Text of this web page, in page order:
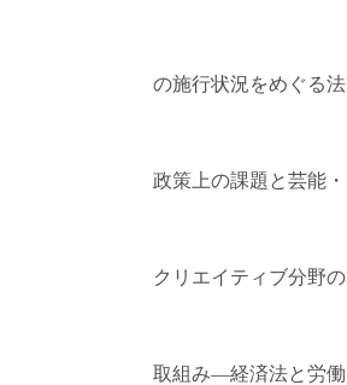
の施行状況をめぐる法
政策上の課題と芸能・
クリエイティブ分野の
取組み―経済法と労働